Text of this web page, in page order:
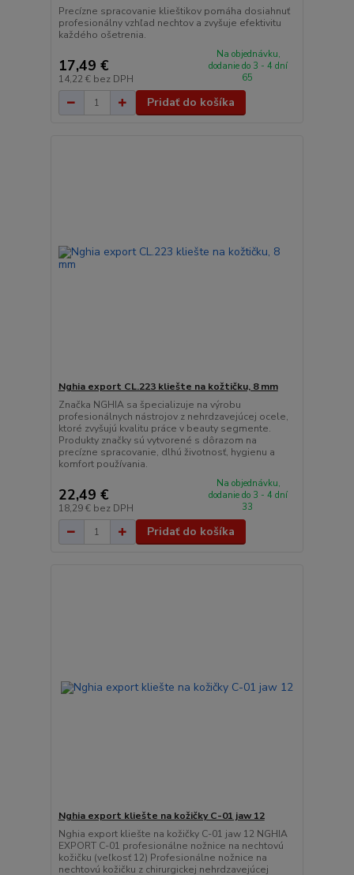
Precízne spracovanie klieštikov pomáha dosiahnuť
profesionálny vzhľad nechtov a zvyšuje efektivitu
každého ošetrenia.
17,49 €
14,22 € bez DPH
Na objednávku,
dodanie do 3 - 4 dní
65
Pridať do košíka
Nghia export CL.223 kliešte na kožtičku, 8 mm
Značka NGHIA sa špecializuje na výrobu
profesionálnych nástrojov z nehrdzavejúcej ocele,
ktoré zvyšujú kvalitu práce v beauty segmente.
Produkty značky sú vytvorené s dôrazom na
precízne spracovanie, dlhú životnosť, hygienu a
komfort používania.
22,49 €
18,29 € bez DPH
Na objednávku,
dodanie do 3 - 4 dní
33
Pridať do košíka
Nghia export kliešte na kožičky C-01 jaw 12
Nghia export kliešte na kožičky C-01 jaw 12 NGHIA
EXPORT C-01 profesionálne nožnice na nechtovú
kožičku (veľkosť 12) Profesionálne nožnice na
nechtovú kožičku z chirurgickej nehrdzavejúcej